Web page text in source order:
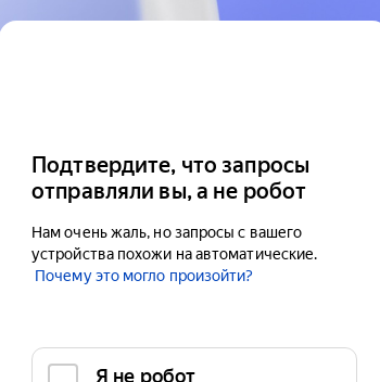
Подтвердите, что запросы
отправляли вы, а не робот
Нам очень жаль, но запросы с вашего
устройства похожи на автоматические.
Почему это могло произойти?